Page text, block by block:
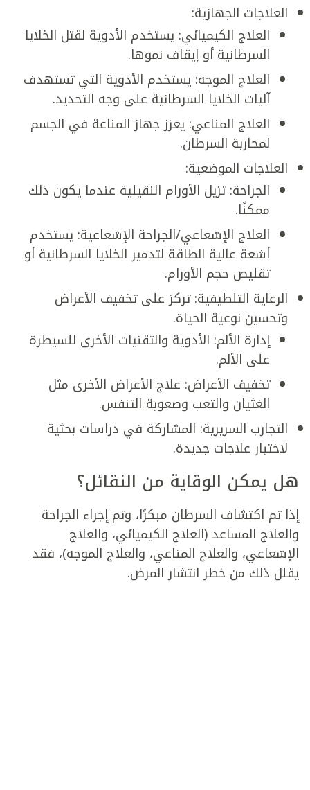
العلاجات الجهازية:
العلاج الكيميائي: يستخدم الأدوية لقتل الخلايا
السرطانية أو إيقاف نموها.
العلاج الموجه: يستخدم الأدوية التي تستهدف
آليات الخلايا السرطانية على وجه التحديد.
العلاج المناعي: يعزز جهاز المناعة في الجسم
لمحاربة السرطان.
العلاجات الموضعية:
الجراحة: تزيل الأورام النقيلية عندما يكون ذلك
ممكنًا.
العلاج الإشعاعي/الجراحة الإشعاعية: يستخدم
أشعة عالية الطاقة لتدمير الخلايا السرطانية أو
تقليص حجم الأورام.
الرعاية التلطيفية: تركز على تخفيف الأعراض
وتحسين نوعية الحياة.
إدارة الألم: الأدوية والتقنيات الأخرى للسيطرة
على الألم.
تخفيف الأعراض: علاج الأعراض الأخرى مثل
الغثيان والتعب وصعوبة التنفس.
التجارب السريرية: المشاركة في دراسات بحثية
لاختبار علاجات جديدة.
هل يمكن الوقاية من النقائل؟
إذا تم اكتشاف السرطان مبكرًا، وتم إجراء الجراحة
والعلاج المساعد (العلاج الكيميائي، والعلاج
الإشعاعي، والعلاج المناعي، والعلاج الموجه)، فقد
يقلل ذلك من خطر انتشار المرض.